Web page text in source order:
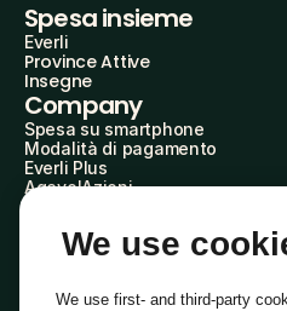
Spesa insieme
Everli
Province Attive
Insegne
Company
Spesa su smartphone
Modalità di pagamento
Everli Plus
AgevolAzioni
Everli Shoppers
Scopri chi siamo
We use
We use first- and third-party